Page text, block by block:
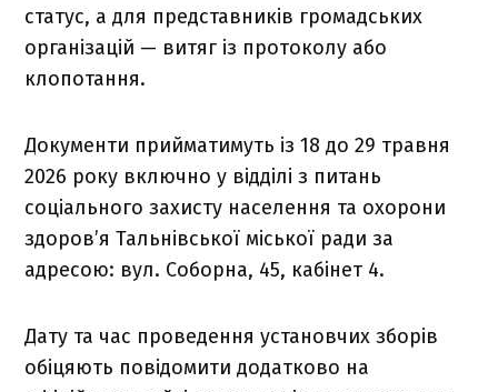
статус, а для представників громадських
організацій — витяг із протоколу або
клопотання.
Документи прийматимуть із 18 до 29 травня
2026 року включно у відділі з питань
соціального захисту населення та охорони
здоров’я Тальнівської міської ради за
адресою: вул. Соборна, 45, кабінет 4.
Дату та час проведення установчих зборів
обіцяють повідомити додатково на